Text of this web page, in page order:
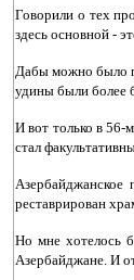
Говорили о тех
здесь основной -
Дабы можно было
удины были более
И вот только в 56-
стал
реставрирован
Но мне хотелось
Азербайджане. И